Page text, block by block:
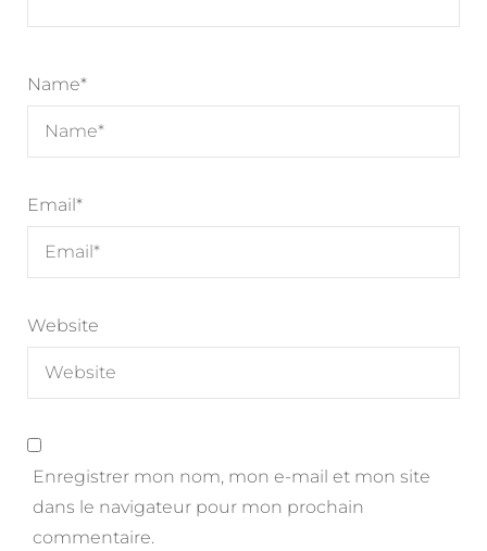
Name*
Email*
Website
Enregistrer mon nom, mon e-mail et mon site
dans le navigateur pour mon prochain
commentaire.